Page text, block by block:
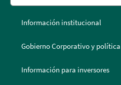
Información institucional
Gobierno Corporativo y
Información para inversores